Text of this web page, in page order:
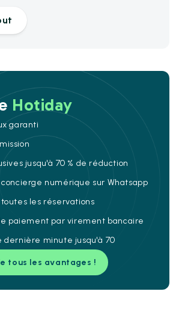
Hotiday
garanti
jusqu'à 70 % de réduction
numérique sur Whatsapp
les réservations
paiement par virement bancaire
dernière minute jusqu'à 70
tous les avantages !